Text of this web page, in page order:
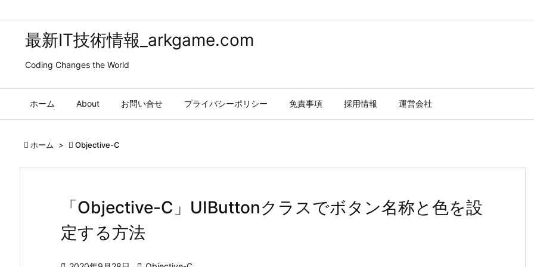
最新IT技術情報_arkgame.com
Coding Changes the World
ホーム About お問い合せ プライバシーポリシー 免責事項 採用情報 運営会社
 ホーム >  Objective-C
「Objective-C」UIButtonクラスでボタン名称と色を設
定する方法